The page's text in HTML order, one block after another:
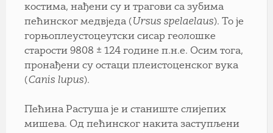
костима, нађени су и трагови са зубима
пећинског медвједа (Ursus spelaelaus). То је
горњоплеустоцеутски сисар геолошке
старости 9808 ± 124 године п.н.е. Осим тога,
пронађени су остаци плеистоценског вука
(Canis lupus).
Пећина Растуша је и станиште слијепих
мишева. Од пећинског накита заступљени